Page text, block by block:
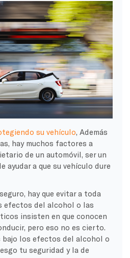
su vehículo , Además
hay muchos factores a
de un automóvil, ser un
ayudar a que su vehículo dure
hay que evitar a toda
efectos del alcohol o las
insisten en que conocen
pero eso no es cierto.
bajo los efectos del alcohol o
tu seguridad y la de